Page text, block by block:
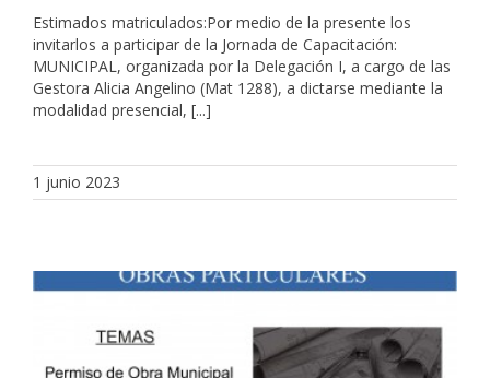
Estimados matriculados:Por medio de la presente los
invitarlos a participar de la Jornada de Capacitación:
MUNICIPAL, organizada por la Delegación I, a cargo de las
Gestora Alicia Angelino (Mat 1288), a dictarse mediante la
modalidad presencial, [...]
1 junio 2023